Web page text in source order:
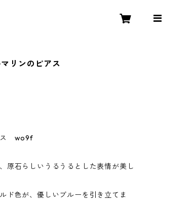
リンのピアス
ス wo9f
原石らしいうるうるとした表情が美し
ド色が、優しいブルーを引き立てま